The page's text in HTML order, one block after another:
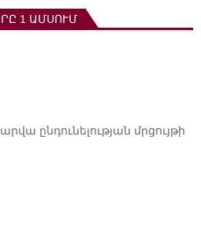
1 ԱՄՍՈՒՄ
ընդունելության մրցույթի